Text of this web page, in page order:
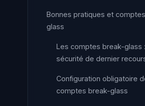
Bonnes pratiques et
glass
Les comptes break-glass
sécurité de dernier
Configuration obligatoire
comptes break-glass